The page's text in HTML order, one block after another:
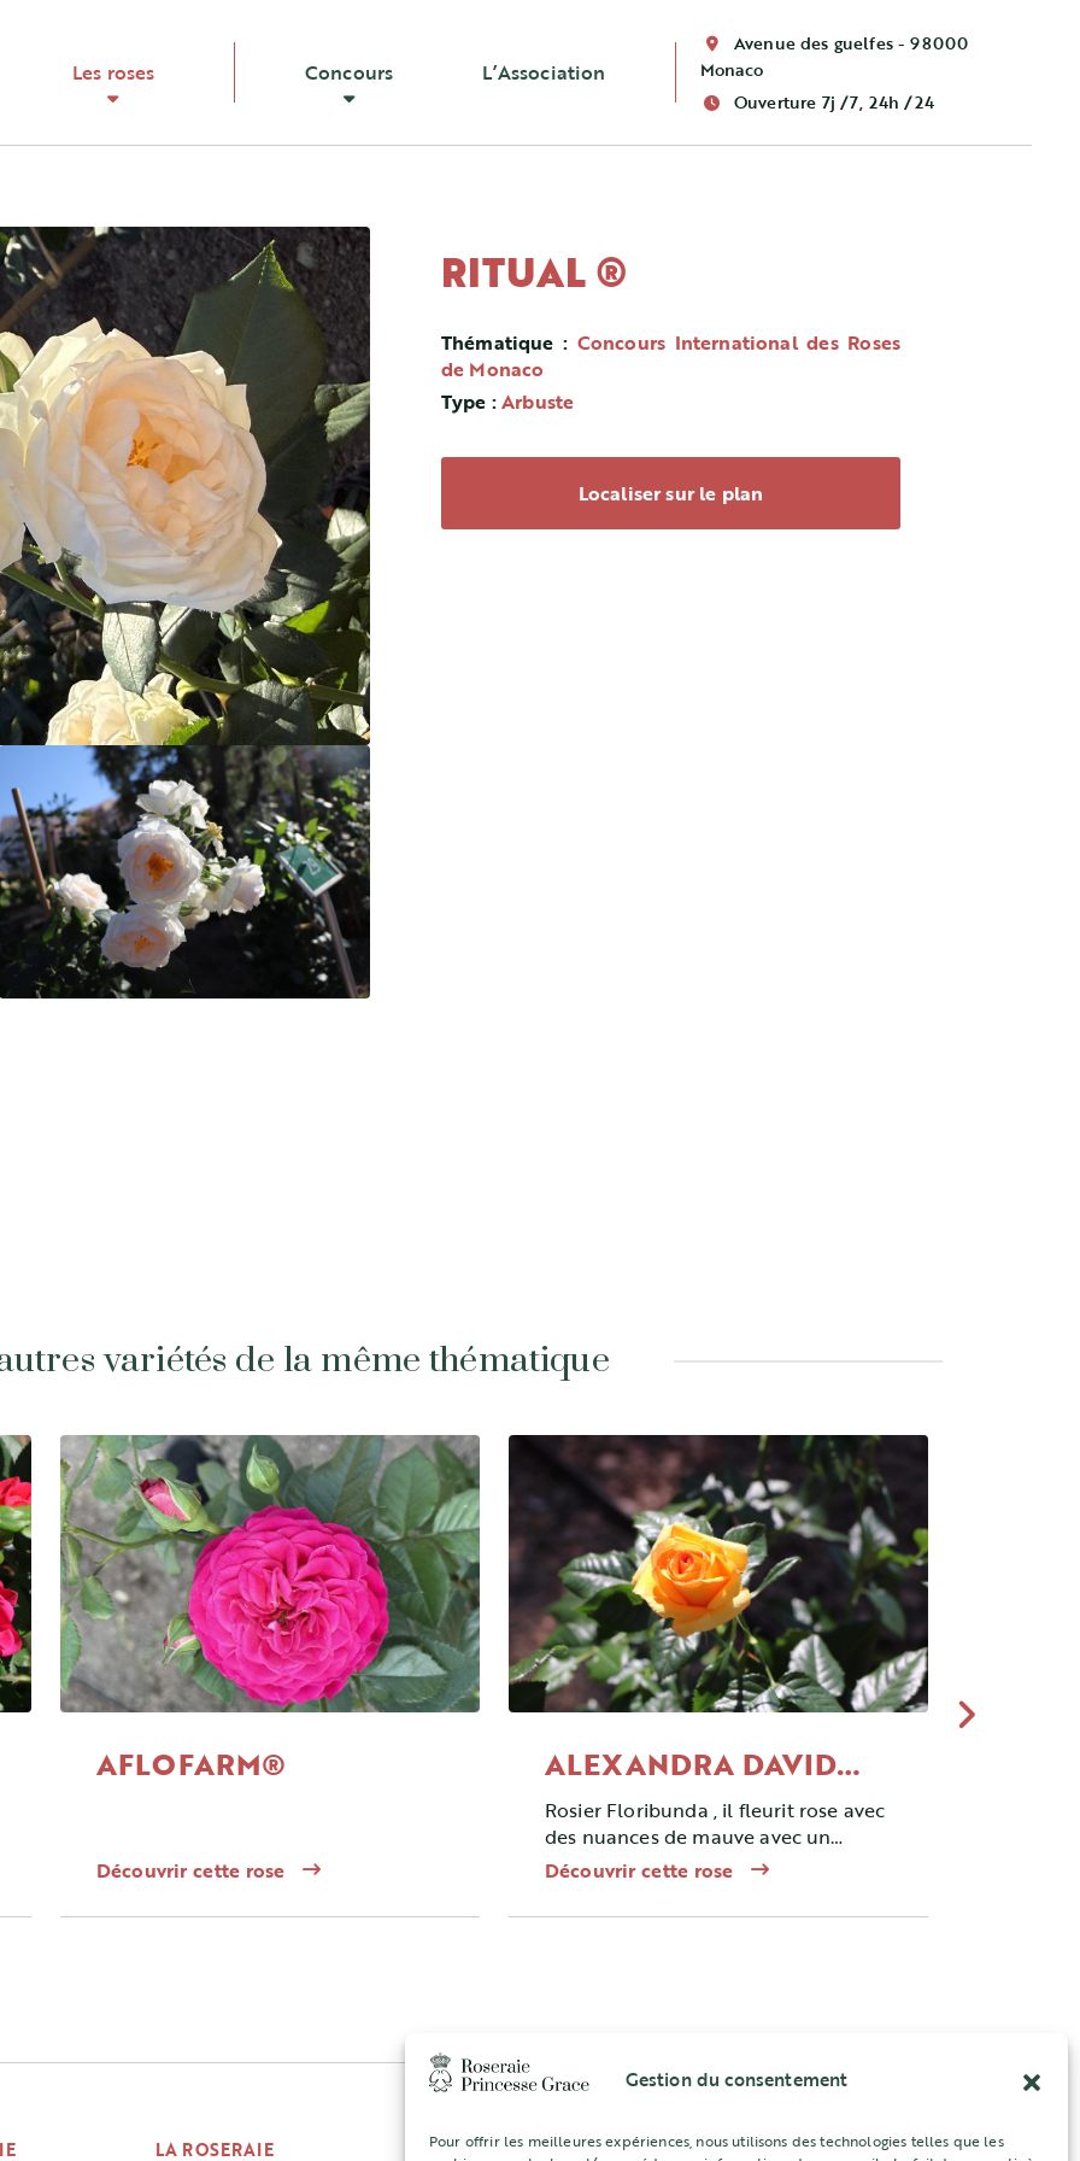
Gestion du consentement
Pour offrir les meilleures expériences, nous utilisons des technologies telles que les
Les roses Concours L’Association
Avenue des guelfes - 98000
Monaco
Ouverture 7j /7, 24h /24
RITUAL ®
Thématique : Concours International des Roses
de Monaco
Type :Arbuste
Localiser sur le plan
variétés de la même thématique
AFLOFARM®
Découvrir cette rose
ALEXANDRA DAVID
NEEL ®
Rosier Floribunda , il fleurit rose avec
des nuances de mauve avec un
parfum puissant. Il fleurit en vague
Découvrir cette rose
LA ROSERAIE CONCOURS